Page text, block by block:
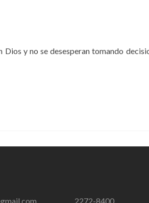
y no se desesperan tomando
2272-8400